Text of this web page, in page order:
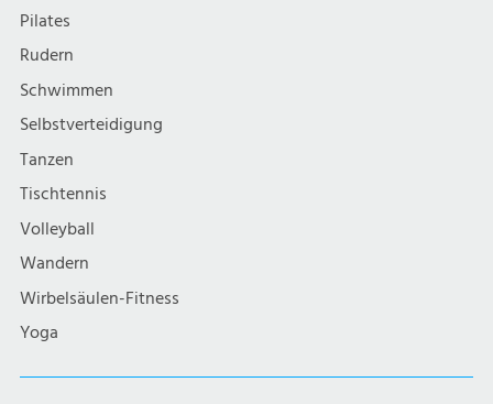
Pilates
Rudern
Schwimmen
Selbstverteidigung
Tanzen
Tischtennis
Volleyball
Wandern
Wirbelsäulen-Fitness
Yoga